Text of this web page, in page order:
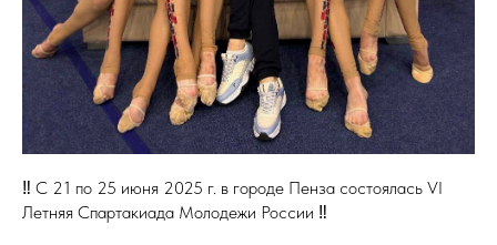
‼️ С 21 по 25 июня 2025 г. в городе Пенза состоялась VI
Летняя Спартакиада Молодежи России ‼️